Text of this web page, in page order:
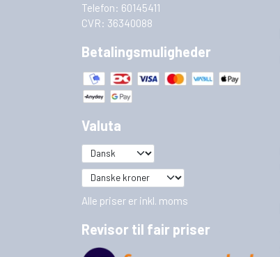
Telefon: 60145411
CVR: 36340088
Betalingsmuligheder
Valuta
Alle priser er inkl. moms
Revisor til fair priser